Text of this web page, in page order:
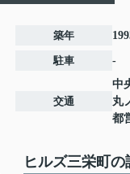
築年
駐車 -
交通
中
丸
都
ヒルズ三栄町の